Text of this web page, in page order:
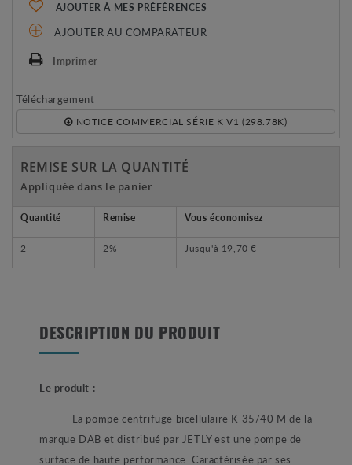
AJOUTER À MES PRÉFÉRENCES
AJOUTER AU COMPARATEUR
Imprimer
Téléchargement
NOTICE COMMERCIAL SÉRIE K V1 (298.78K)
REMISE SUR LA QUANTITÉ
Appliquée dans le panier
Quantité Remise Vous économisez
2 2% Jusqu'à 19,70 €
DESCRIPTION DU PRODUIT
Le produit :
-
La pompe centrifuge bicellulaire K 35/40 M de la
marque DAB et distribué par JETLY est une pompe de
surface de haute performance. Caractérisée par ses